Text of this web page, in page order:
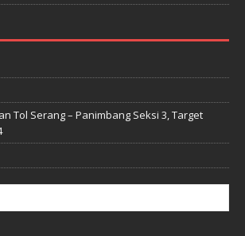
Tol Serang – Panimbang Seksi 3, Target